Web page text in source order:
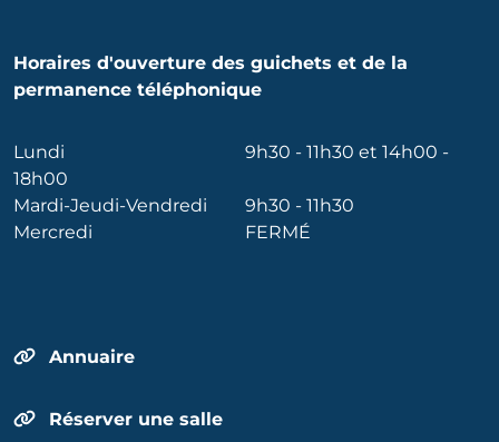
Horaires d'ouverture des guichets et de la
permanence téléphonique
Lundi
9h30 - 11h30 et 14h00 -
18h00
Mardi-Jeudi-Vendredi
9h30 - 11h30
Mercredi
FERMÉ
Annuaire
Réserver une salle